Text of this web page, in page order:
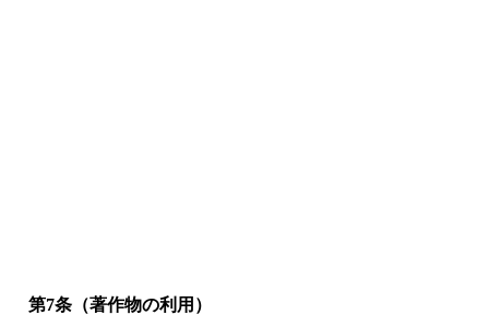
第7条（著作物の利用）